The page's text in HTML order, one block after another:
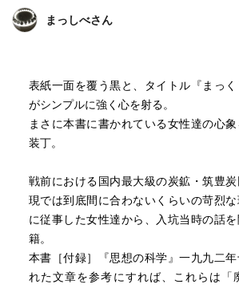
・方言の躍動感。馴染みのある西日本
広島山口や熊本など拡がっているのも嬉し
・１９６１年初版で、その時点でお婆
るということは、１９２０年頃の産
え……にも話が及ぶ。日本の近代や、戦
までリーチする視野の広さ。
・山崎ハコ「織江の歌」（１９８１年
山、田川、と同じ地名が出てくる。て
之「青春の門」も。
・夏目漱石が１９０８年に異様な中編「
るが、１９歳インテリ目線。銅山だ
suji.com/novel/2588/）
まっしべさん
表紙一面を覆う黒と、タイトル『まっ
がシンプルに強く心を射る。
まさに本書に書かれている女性達の心
装丁。
戦前における国内最大級の炭鉱・筑豊
現では到底間に合わないくらいの苛烈
に従事した女性達から、入坑当時の話
籍。
本書［付録］『思想の科学』一九九二
れた文章を参考にすれば、これらは「